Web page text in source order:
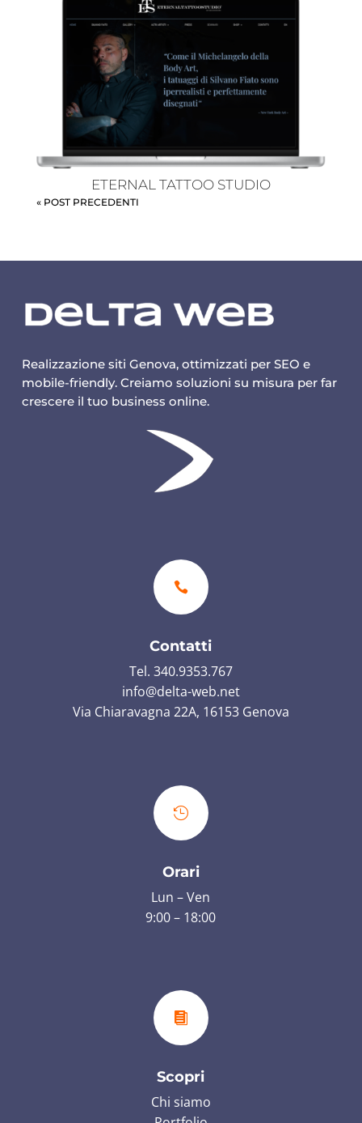
ETERNAL TATTOO STUDIO
« POST PRECEDENTI
Realizzazione siti Genova, ottimizzati per SEO e
mobile-friendly. Creiamo soluzioni su misura per far
crescere il tuo business online.

Contatti
Tel. 340.9353.767
info@delta-web.net
Via Chiaravagna 22A, 16153 Genova

Orari
Lun – Ven
9:00 – 18:00

Scopri
Chi siamo